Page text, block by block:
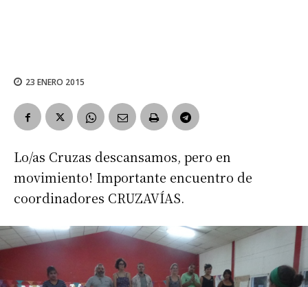
23 ENERO 2015
Lo/as Cruzas descansamos, pero en
movimiento! Importante encuentro de
coordinadores CRUZAVÍAS.